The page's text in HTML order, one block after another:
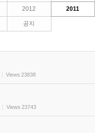
2012 2011
공지
Views 23838
Views 23743